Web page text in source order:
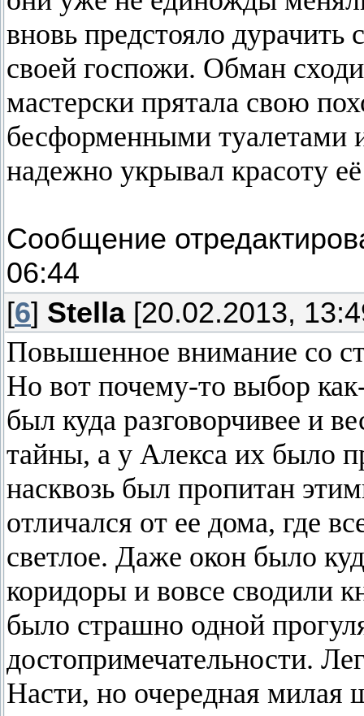
вновь предстояло дурачить
своей госпожи. Обман
мастерски прятала свою
бесформенными туалетами
надежно укрывал красоту
Сообщение
06:44
[6] Stella[20.02.2013,
Повышенное внимание со
Но вот почему-то выбор
был куда разговорчивее и
тайны, а у Алекса их было
насквозь был пропитан
отличался от ее дома, где
светлое. Даже окон было
коридоры и вовсе сводили
было страшно одной
достопримечательности.
Насти, но очередная милая